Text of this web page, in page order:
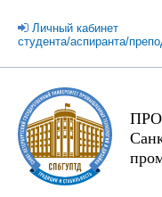
Личный кабинет
студента/аспиранта/